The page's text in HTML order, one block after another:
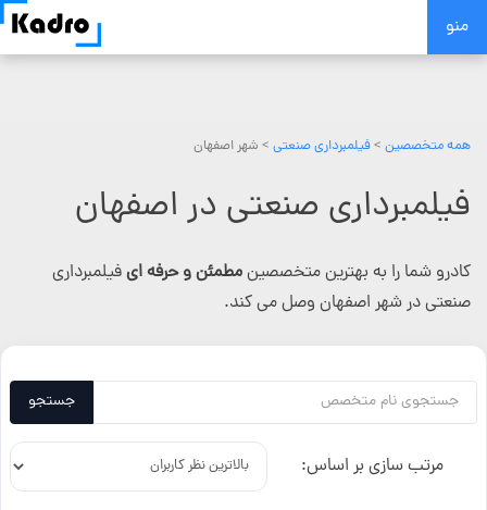
Skip
منو
همه متخصصین >فیلمبرداری صنعتی > شهر اصفهان
فیلمبرداری صنعتی در اصفهان
کادرو شما را به بهترین متخصصینمطمئن و حرفه ایفیلمبرداری
صنعتی در شهر اصفهان وصل می کند.
جستجو
مرتب سازی بر اساس: